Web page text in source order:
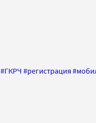
#ГКРЧ #регистрация #